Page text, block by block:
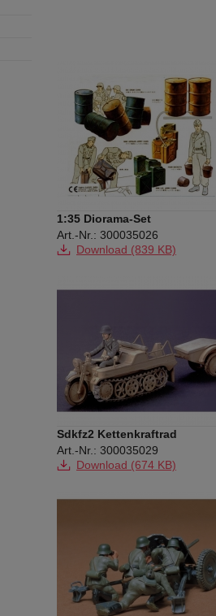
1:35 Diorama-Set
US/Dt.Kanister&Fäss.
Art.-Nr.: 300035026
Download (839 KB)
Sdkfz2 Kettenkraftrad
Art.-Nr.: 300035029
Download (674 KB)